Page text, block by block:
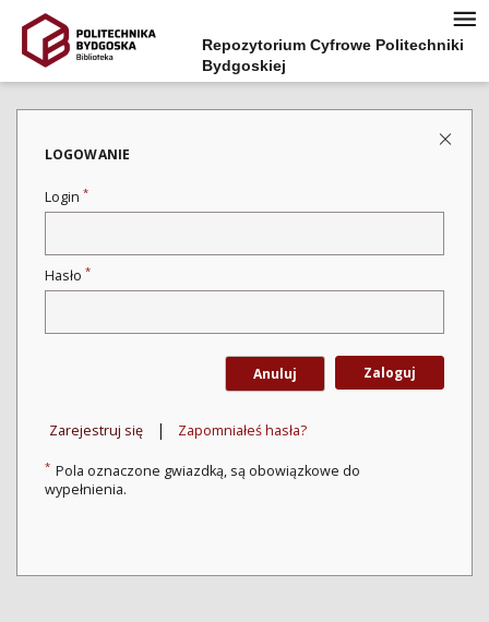
Repozytorium Cyfrowe Politechniki
Bydgoskiej
LOGOWANIE
Login *
Hasło *
Anuluj Zaloguj
Zarejestruj się | Zapomniałeś hasła?
* Pola oznaczone gwiazdką, są obowiązkowe do
wypełnienia.